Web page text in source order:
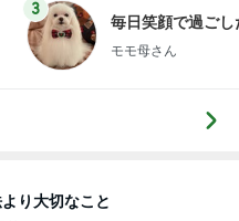
3
毎日笑顔で過ごし
モモ母さん
り大切なこと